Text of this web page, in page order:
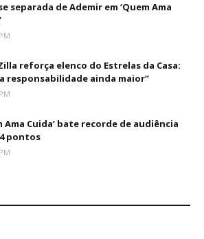
separada de Ademir em ‘Quem Ama
reforça elenco do Estrelas da Casa:
responsabilidade ainda maior”
Ama Cuida’ bate recorde de audiência
pontos